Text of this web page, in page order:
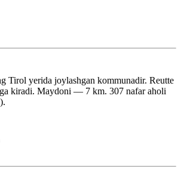
Tirol yerida joylashgan kommunadir. Reutte
kiradi. Maydoni — 7 km. 307 nafar aholi